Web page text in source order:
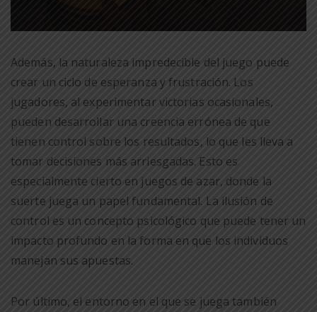
Además, la naturaleza impredecible del juego puede
crear un ciclo de esperanza y frustración. Los
jugadores, al experimentar victorias ocasionales,
pueden desarrollar una creencia errónea de que
tienen control sobre los resultados, lo que les lleva a
tomar decisiones más arriesgadas. Esto es
especialmente cierto en juegos de azar, donde la
suerte juega un papel fundamental. La ilusión de
control es un concepto psicológico que puede tener un
impacto profundo en la forma en que los individuos
manejan sus apuestas.
Por último, el entorno en el que se juega también